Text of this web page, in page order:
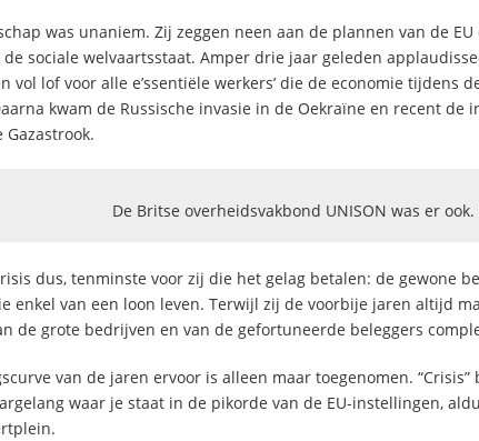
was unaniem. Zij zeggen neen aan de plannen van de
de sociale welvaartsstaat. Amper drie jaar geleden
vol lof voor alle e’ssentiële werkers’ die de economie tijdens
kwam de Russische invasie in de Oekraïne en recent de
Gazastrook.
De Britse overheidsvakbond UNISON was er ook.
dus, tenminste voor zij die het gelag betalen: de gewone
enkel van een loon leven. Terwijl zij de voorbije jaren altijd
de grote bedrijven en van de gefortuneerde beleggers
van de jaren ervoor is alleen maar toegenomen.
waar je staat in de pikorde van de EU-instellingen,